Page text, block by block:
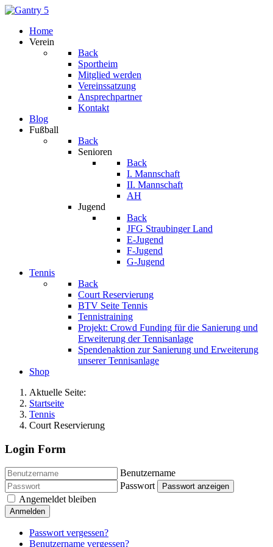
Home
Verein
Back
Sportheim
Mitglied werden
Vereinssatzung
Ansprechpartner
Kontakt
Blog
Fußball
Back
Senioren
Back
I. Mannschaft
II. Mannschaft
AH
Jugend
Back
JFG Straubinger Land
E-Jugend
F-Jugend
G-Jugend
Tennis
Back
Court Reservierung
BTV Seite Tennis
Tennistraining
Projekt: Crowd Funding für die Sanierung und
Erweiterung der Tennisanlage
Spendenaktion zur Sanierung und Erweiterung
unserer Tennisanlage
Shop
Aktuelle Seite:
Startseite
Tennis
Court Reservierung
Login Form
Benutzername
Passwort
Passwort anzeigen
Angemeldet bleiben
Anmelden
Passwort vergessen?
Benutzername vergessen?